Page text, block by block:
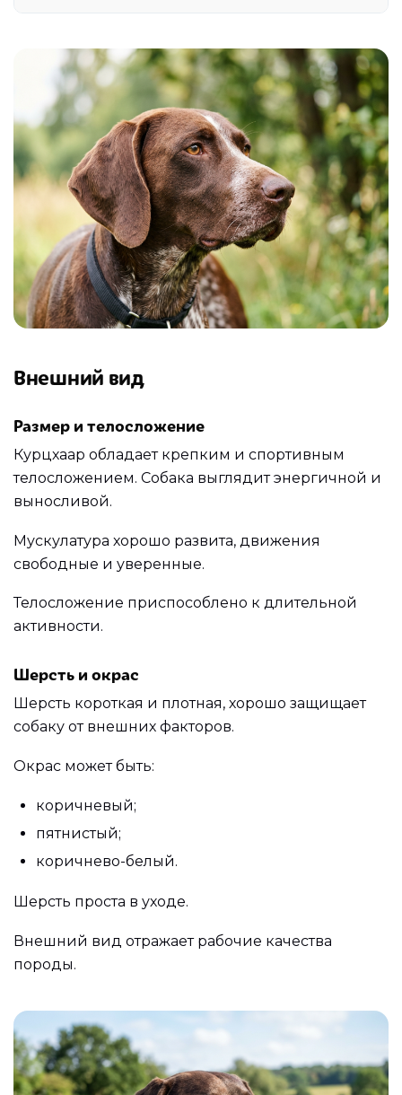
Внешний вид
Размер и телосложение
Курцхаар обладает крепким и спортивным
телосложением. Собака выглядит энергичной и
выносливой.
Мускулатура хорошо развита, движения
свободные и уверенные.
Телосложение приспособлено к длительной
активности.
Шерсть и окрас
Шерсть короткая и плотная, хорошо защищает
собаку от внешних факторов.
Окрас может быть:
коричневый;
пятнистый;
коричнево-белый.
Шерсть проста в уходе.
Внешний вид отражает рабочие качества
породы.